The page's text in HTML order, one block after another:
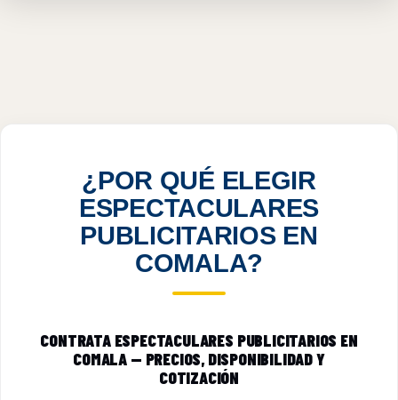
¿POR QUÉ ELEGIR
ESPECTACULARES
PUBLICITARIOS EN
COMALA?
CONTRATA ESPECTACULARES PUBLICITARIOS EN
COMALA — PRECIOS, DISPONIBILIDAD Y
COTIZACIÓN